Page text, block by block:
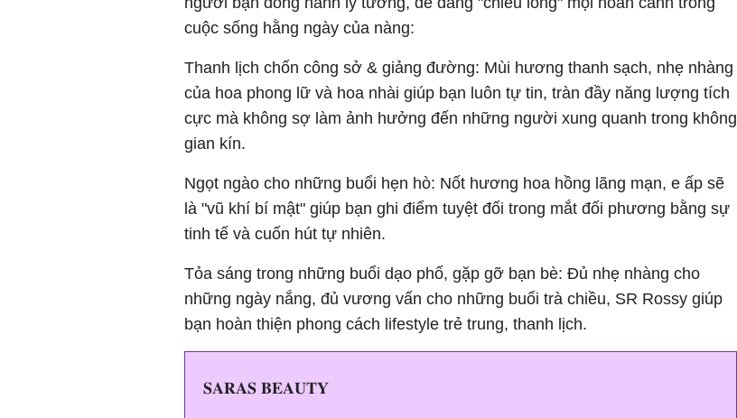
cuộc sống hằng ngày của nàng:
Thanh lịch chốn công sở & giảng đường: Mùi hương thanh sạch, nhẹ nhàng
của hoa phong lữ và hoa nhài giúp bạn luôn tự tin, tràn đầy năng lượng tích
cực mà không sợ làm ảnh hưởng đến những người xung quanh trong không
gian kín.
Ngọt ngào cho những buổi hẹn hò: Nốt hương hoa hồng lãng mạn, e ấp sẽ
là "vũ khí bí mật" giúp bạn ghi điểm tuyệt đối trong mắt đối phương bằng sự
tinh tế và cuốn hút tự nhiên.
Tỏa sáng trong những buổi dạo phố, gặp gỡ bạn bè: Đủ nhẹ nhàng cho
những ngày nắng, đủ vương vấn cho những buổi trà chiều, SR Rossy giúp
bạn hoàn thiện phong cách lifestyle trẻ trung, thanh lịch.
𝐒𝐀𝐑𝐀𝐒 𝐁𝐄𝐀𝐔𝐓𝐘